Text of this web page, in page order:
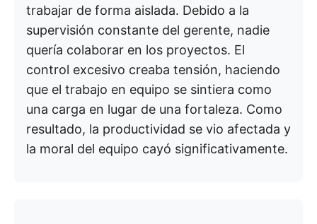
trabajar de forma aislada. Debido a la
supervisión constante del gerente, nadie
quería colaborar en los proyectos. El
control excesivo creaba tensión, haciendo
que el trabajo en equipo se sintiera como
una carga en lugar de una fortaleza. Como
resultado, la productividad se vio afectada y
la moral del equipo cayó significativamente.